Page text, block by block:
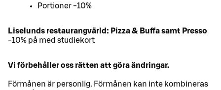
Portioner -10%
Liselunds restaurangvärld: Pizza & Buffa samt Presso
-10% på med studiekort
Vi förbehåller oss rätten att göra ändringar.
Förmånen är personlig. Förmånen kan inte kombineras